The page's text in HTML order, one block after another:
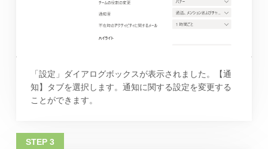
「設定」ダイアログボックスが表示されました。【通
知】タブを選択します。通知に関する設定を変更する
ことができます。